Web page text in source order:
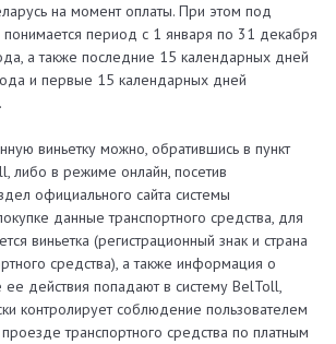
на момент оплаты. При этом под
период с 1 января по 31 декабря
а также последние 15 календарных дней
и первые 15 календарных дней
виньетку можно, обратившись в пункт
либо в режиме онлайн, посетив
официального сайта системы
данные транспортного средства, для
виньетка (регистрационный знак и страна
средства), а также информация о
действия попадают в систему BelToll,
контролирует соблюдение пользователем
транспортного средства по платным